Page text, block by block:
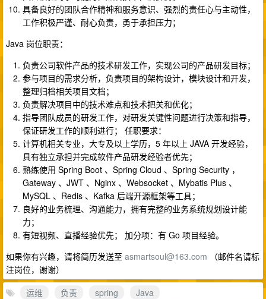
具备良好的团队合作精神和服务意识、强烈的责任心与主动性，
工作积极严谨、耐心负责，勇于承担压力；
Java 岗位职责：
负责公司软件产品的技术研发工作，实现公司的产品研发目标；
参与项目的需求分析，负责项目的架构设计，模块设计和开发，
整理归档相关项目文档；
负责解决项目中的技术难点和技术把关和优化；
指导团队成员的研发工作，对研发关键性问题进行决策和指导，
保证研发工作的顺利进行； 任职要求：
计算机相关专业，大专及以上学历，5 年以上 JAVA 开发经验，
具有独立承担并完成软件产品研发经验者优先；
熟练使用 Spring Boot 、Spring Cloud 、Spring Security ，
Gateway 、JWT 、Nginx 、Websocket 、Mybatis Plus 、
MySQL 、Redis 、Kafka 后端开源框架等工具；
良好的业务梳理、沟通能力，拥有完整的业务系统规划设计能
力；
有短视频、直播经验优先； 加分项：有 Go 项目经验。
如果你有兴趣，请将简历发送至 asmartsoul@163.com （邮件名请标
注岗位，谢谢）
运维
负责 spring
Java